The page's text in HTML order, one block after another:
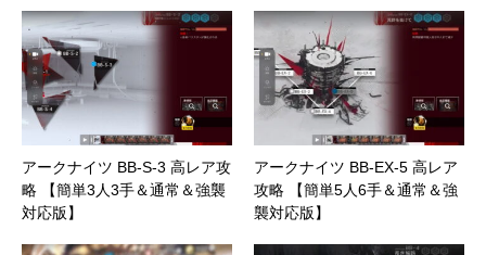
アークナイツ BB-S-3 高レア攻
略 【簡単3人3手＆通常＆強襲
対応版】
アークナイツ BB-EX-5 高レア
攻略 【簡単5人6手＆通常＆強
襲対応版】